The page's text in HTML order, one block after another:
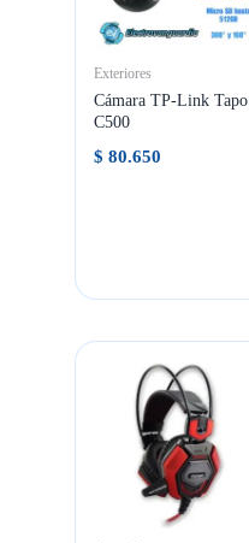
Exteriores
Cámara TP-Link Tapo
C500
$ 80.650